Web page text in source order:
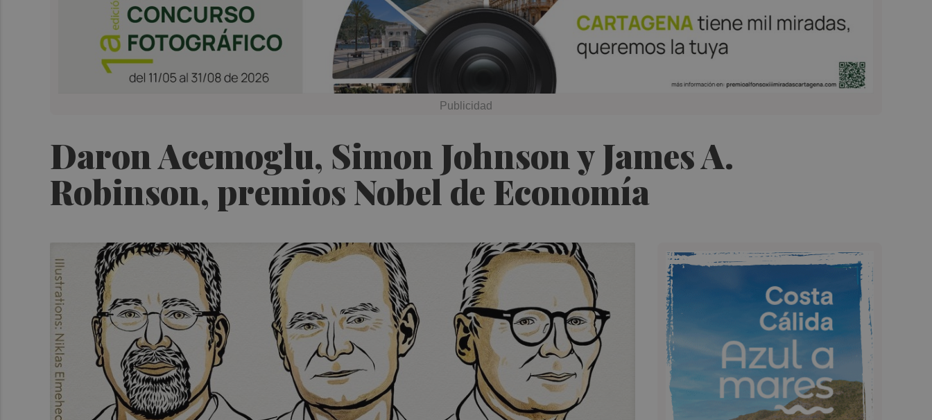
Daron Acemoglu, Simon Johnson y James A.
Robinson, premios Nobel de Economía